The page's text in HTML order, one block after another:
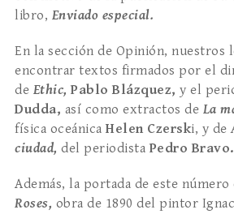
libro, Enviado especial.
En la sección de Opinión, nuestros
encontrar textos firmados por el
de Ethic, Pablo Blázquez, y el
Dudda, así como extractos de La
física oceánica Helen Czerski, y de
ciudad, del periodista Pedro Bravo.
Además, la portada de este
Roses, obra de 1890 del pintor